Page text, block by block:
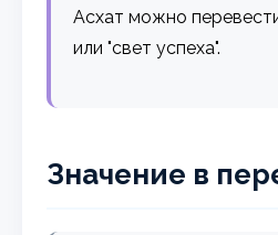
Асхат можно перевести
или "свет успеха".
Значение в